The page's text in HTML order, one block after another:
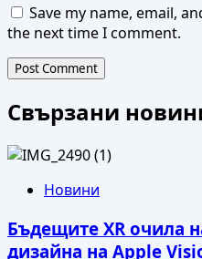
Save my name, email,
the next time I comment.
Свързани
Новини
Бъдещите XR очила
дизайна на Apple